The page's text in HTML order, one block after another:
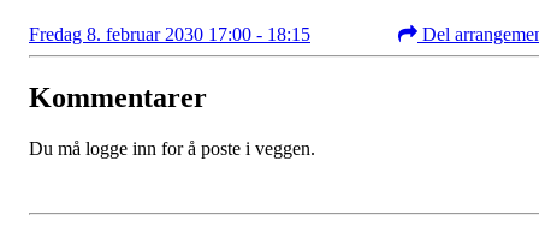
Fredag 8. februar 2030 17:00 - 18:15 Del
Kommentarer
Du må logge inn for å poste i veggen.